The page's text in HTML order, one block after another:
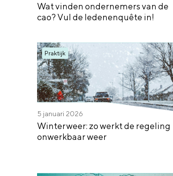
Wat vinden ondernemers van de
cao? Vul de ledenenquête in!
Praktijk
5 januari 2026
Winterweer: zo werkt de regeling
onwerkbaar weer